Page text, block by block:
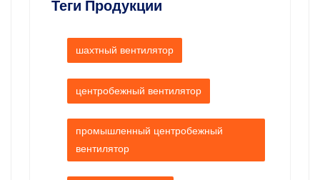
Теги Продукции
шахтный вентилятор
центробежный вентилятор
промышленный центробежный
вентилятор